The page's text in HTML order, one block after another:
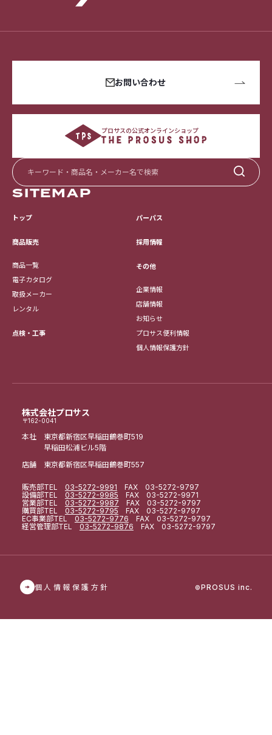
株式会社プロサス
〒162-0041
本社 東京都新宿区早稲田鶴巻町519
早稲田松浦ビル5階
店舗 東京都新宿区早稲田鶴巻町557
販売部TEL 03-5272-9991 FAX 03-5272-9797
設備部TEL 03-5272-9985 FAX 03-5272-9971
営業部TEL 03-5272-9987 FAX 03-5272-9797
購買部TEL 03-5272-9795 FAX 03-5272-9797
EC事業部TEL 03-5272-9776 FAX 03-5272-9797
経営管理部TEL 03-5272-9876 FAX 03-5272-9797
お問い合わせ
プロサスの公式オンラインショップ
SITEMAP
トップ
商品販売
商品一覧
電子カタログ
取扱メーカー
レンタル
点検・工事
パーパス
採用情報
その他
企業情報
店舗情報
お知らせ
プロサス便利情報
個人情報保護方針
個人情報保護方針 ©PROSUS inc.